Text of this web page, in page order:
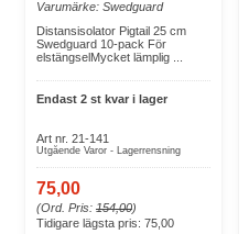
Varumärke: Swedguard
Distansisolator Pigtail 25 cm
Swedguard 10-pack För
elstängselMycket lämplig ...
Endast 2 st kvar i lager
Art nr. 21-141
Utgående Varor - Lagerrensning
75,00
(Ord. Pris: 154,00)
Tidigare lägsta pris: 75,00